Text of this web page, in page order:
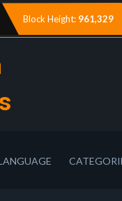
Block Height: 961,329